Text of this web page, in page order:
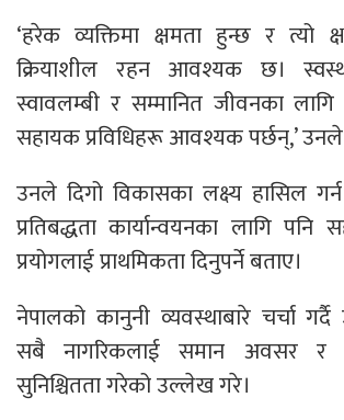
‘हरेक व्यक्तिमा क्षमता हुन्छ र त्यो
क्रियाशील रहन आवश्यक छ।
स्वावलम्बी र सम्मानित जीवनका लागि
सहायक प्रविधिहरू आवश्यक पर्छन्,’
उनले दिगो विकासका लक्ष्य हासिल गर्न
प्रतिबद्धता कार्यान्वयनका लागि पनि
प्रयोगलाई प्राथमिकता दिनुपर्ने बताए।
नेपालको कानुनी व्यवस्थाबारे चर्चा
सबै नागरिकलाई समान अवसर र
सुनिश्चितता गरेको उल्लेख गरे।